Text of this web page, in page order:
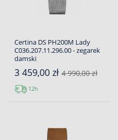
Certina DS PH200M Lady
C036.207.11.296.00 - zegarek
damski
3 459,00 zł 4 990,00 zł
12h